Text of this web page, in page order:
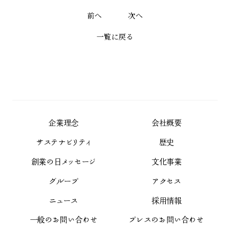
企業理念
会社概要
サステナビリティ
歴史
創業の日メッセージ
文化事業
グループ
アクセス
ニュース
採用情報
一般のお問い合わせ
プレスのお問い合わせ
前へ 次へ
一覧に戻る